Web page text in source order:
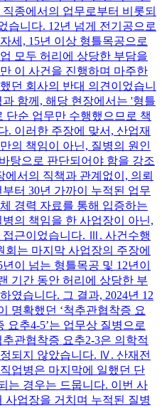
종에서의 업무로부터 비롯되
습니다. 12년 넘게 전기공으로
세, 15년 이상 형틀목공으로
모두 허리에 상당한 부담을
이 사건을 진행하며 마주한
던 회사의 반대 의견이었습니
함께, 해당 현장에서는 '형틀
단순 업무만 수행했으므로 책
. 이러한 주장에 맞서, 산업재
의 책임이 아닌, 질병의 원인
탕으로 판단되어야 함을 강조
에서의 직책과 관계없이, 의뢰
터 30년 가까이 누적된 업무
경력 자료를 통해 입증하는
의 책임을 한 사업장이 아닌,
접근이었습니다. Ⅲ. 사건수행
는 마지막 사업장의 주장에
이 넘는 형틀목공 및 12년이
기간 동안 허리에 상당한 부
였습니다. 그 결과, 2024년 12
명확했던 ‘척추관협착증 요
요추4-5’는 업무상 질병으로
관협착증 요추2-3은 의학적
되지 않았습니다. Ⅳ. 산재전
업병은 마지막에 일했던 단
는 경우는 드뭅니다. 이번 사
사업장을 거치며 누적된 질병